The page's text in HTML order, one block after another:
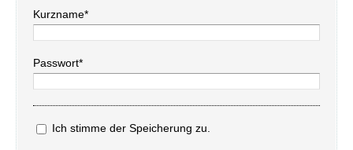
Kurzname*
Passwort*
Ich stimme der Speicherung zu.